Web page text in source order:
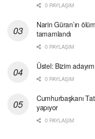
0 PAYLAŞIM
Narin Güran’ın
tamamlandı
0 PAYLAŞIM
Üstel: Bizim
0 PAYLAŞIM
Cumhurbaşkanı
yapıyor
0 PAYLAŞIM